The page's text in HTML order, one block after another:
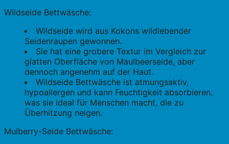
Wildseide Bettwäsche:
Wildseide wird aus Kokons wildlebender
Seidenraupen gewonnen.
Sie hat eine grobere Textur im Vergleich zur
glatten Oberfläche von Maulbeerseide, aber
dennoch angenehm auf der Haut.
Wildseide Bettwäsche ist atmungsaktiv,
hypoallergen und kann Feuchtigkeit absorbieren,
was sie ideal für Menschen macht, die zu
Überhitzung neigen.
Mulberry-Seide Bettwäsche: